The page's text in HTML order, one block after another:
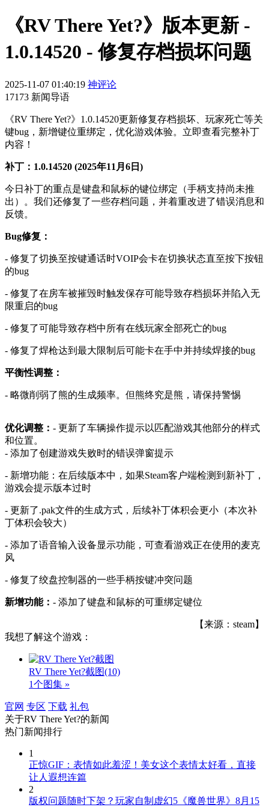
《RV There Yet?》版本更新 -
1.0.14520 - 修复存档损坏问题
2025-11-07 01:40:19 神评论
17173 新闻导语
《RV There Yet?》1.0.14520更新修复存档损坏、玩家死亡等关
键bug，新增键位重绑定，优化游戏体验。立即查看完整补丁
内容！
补丁：1.0.14520 (2025年11月6日)
今日补丁的重点是键盘和鼠标的键位绑定（手柄支持尚未推
出）。我们还修复了一些存档问题，并着重改进了错误消息和
反馈。
Bug修复：
- 修复了切换至按键通话时VOIP会卡在切换状态直至按下按钮
的bug
- 修复了在房车被摧毁时触发保存可能导致存档损坏并陷入无
限重启的bug
- 修复了可能导致存档中所有在线玩家全部死亡的bug
- 修复了焊枪达到最大限制后可能卡在手中并持续焊接的bug
平衡性调整：
- 略微削弱了熊的生成频率。但熊终究是熊，请保持警惕
优化调整： - 更新了车辆操作提示以匹配游戏其他部分的样式
和位置。
- 添加了创建游戏失败时的错误弹窗提示
- 新增功能：在后续版本中，如果Steam客户端检测到新补丁，
游戏会提示版本过时
- 更新了.pak文件的生成方式，后续补丁体积会更小（本次补
丁体积会较大）
- 添加了语音输入设备显示功能，可查看游戏正在使用的麦克
风
- 修复了绞盘控制器的一些手柄按键冲突问题
新增功能： - 添加了键盘和鼠标的可重绑定键位
【来源：steam】
我想了解这个游戏：
RV There Yet?截图(10)
1个图集 »
官网 专区 下载 礼包
关于RV There Yet?的新闻
热门新闻排行
1
正惊GIF：表情如此羞涩！美女这个表情太好看，直接
让人遐想连篇
2
版权问题随时下架？玩家自制虚幻5《魔兽世界》8月15